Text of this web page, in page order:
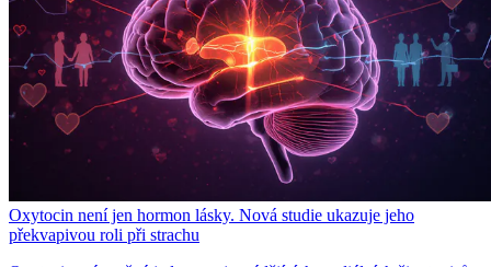
Oxytocin není jen hormon lásky. Nová studie ukazuje jeho
překvapivou roli při strachu